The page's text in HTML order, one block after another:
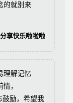
的就别来
分享快乐啦啦啦
理解记忆
，
励，希望我